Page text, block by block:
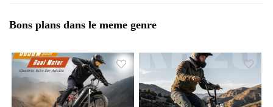
Bons plans dans le meme genre